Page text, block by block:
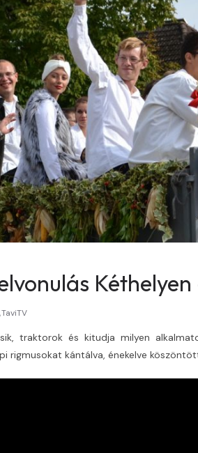
Kéthelyen
TaviTV
traktorok és kitudja milyen
rigmusokat kántálva, énekelve